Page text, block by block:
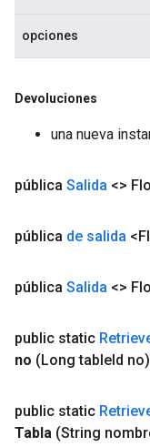
opciones
Devoluciones
una nueva
pública Salida <>
pública de salida
pública Salida <>
public static
no (Long tableId no)
public static
Tabla (String